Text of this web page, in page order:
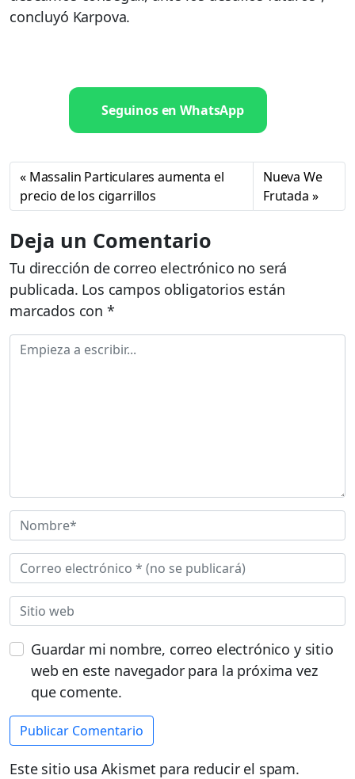
concluyó Karpova.
Seguinos en WhatsApp
Massalin Particulares aumenta el
precio de los cigarrillos
Nueva We
Frutada
Deja un Comentario
Tu dirección de correo electrónico no será
publicada. Los campos obligatorios están
marcados con *
Guardar mi nombre, correo electrónico y sitio
web en este navegador para la próxima vez
que comente.
Este sitio usa Akismet para reducir el spam.